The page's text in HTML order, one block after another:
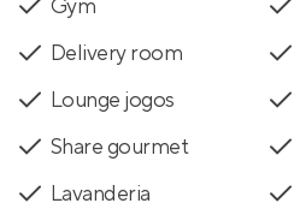
Gym
Delivery room
Lounge jogos
Share gourmet
Lavanderia